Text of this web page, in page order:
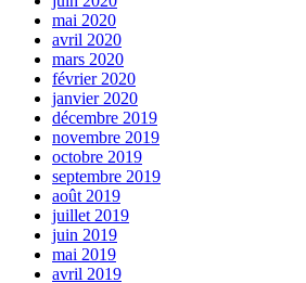
mai 2020
avril 2020
mars 2020
février 2020
janvier 2020
décembre 2019
novembre 2019
octobre 2019
septembre 2019
août 2019
juillet 2019
juin 2019
mai 2019
avril 2019